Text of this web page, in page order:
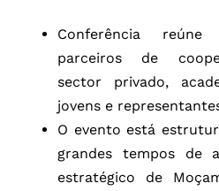
Conferência reúne
parceiros de
sector privado,
jovens e
O evento está
grandes tempos de
estratégico de